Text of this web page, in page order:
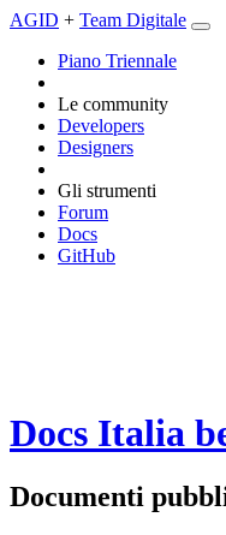
AGID + Team Digitale
Piano Triennale
Le community
Developers
Designers
Gli strumenti
Forum
Docs
GitHub
Docs Italia
Documenti